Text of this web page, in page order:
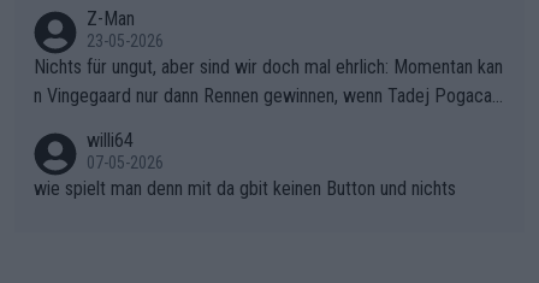
onkurrentin die "zweite Luft" schenkt, ist der Schaden am Ber
g kaum noch zu reparieren.Vor uns liegt nun das große Finale R
ichtung Nizza. Niewiadoma hat psychologisch Oberwasser, ab
er SD Worx und Vollering müssen jetzt All-In gehen. (gregman
n)
Z-Man
23-05-2026
Nichts für ungut, aber sind wir doch mal ehrlich: Momentan kan
n Vingegaard nur dann Rennen gewinnen, wenn Tadej Pogacar
willi64
07-05-2026
wie spielt man denn mit da gbit keinen Button und nichts